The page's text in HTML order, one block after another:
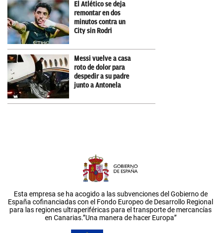
El Atlético se deja
remontar en dos
minutos contra un
City sin Rodri
Messi vuelve a casa
roto de dolor para
despedir a su padre
junto a Antonela
Esta empresa se ha acogido a las subvenciones del Gobierno de
España cofinanciadas con el Fondo Europeo de Desarrollo Regional
para las regiones ultraperiféricas para el transporte de mercancías
en Canarias.”Una manera de hacer Europa”